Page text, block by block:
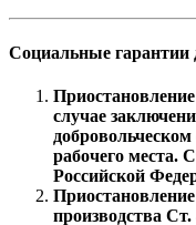
Социальные гарантии
случае
рабочего места.
Российской
производства Ст.